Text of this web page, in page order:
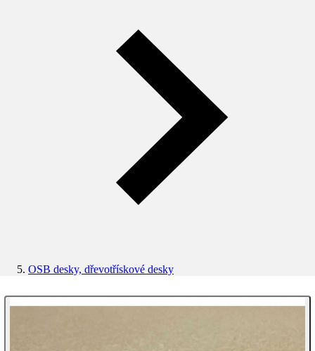
OSB desky, dřevotřískové desky